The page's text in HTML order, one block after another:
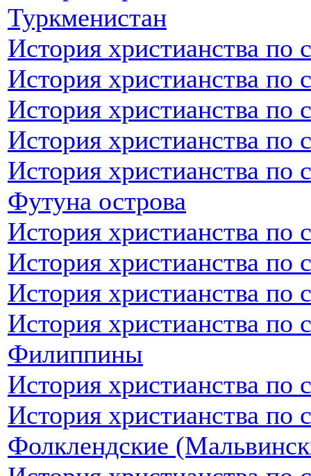
Туркменистан
История христианства по
История христианства по
История христианства по
История христианства по
История христианства по
Футуна острова
История христианства по
История христианства по
История христианства
История христианства по
Филиппины
История христианства
История христианства по
Фолклендские